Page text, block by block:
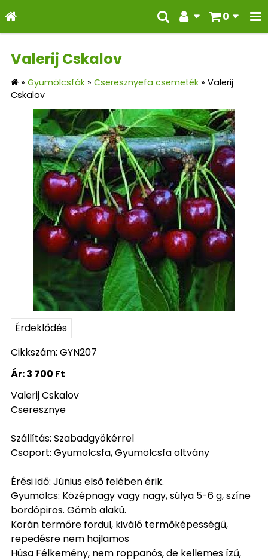
0
Valerij Cskalov
» Gyümölcsfák » Cseresznyefa csemeték » Valerij
Cskalov
Érdeklődés
Cikkszám: GYN207
Ár:3 700 Ft
Valerij Cskalov
Cseresznye
Szállítás: Szabadgyökérrel
Csoport: Gyümölcsfa, Gyümölcsfa oltvány
Érési idő: Június első felében érik.
Gyümölcs: Középnagy vagy nagy, súlya 5-6 g, színe
bordópiros. Gömb alakú.
Korán termőre fordul, kiváló termőképességű,
repedésre nem hajlamos
Húsa Félkemény, nem roppanós, de kellemes ízű,